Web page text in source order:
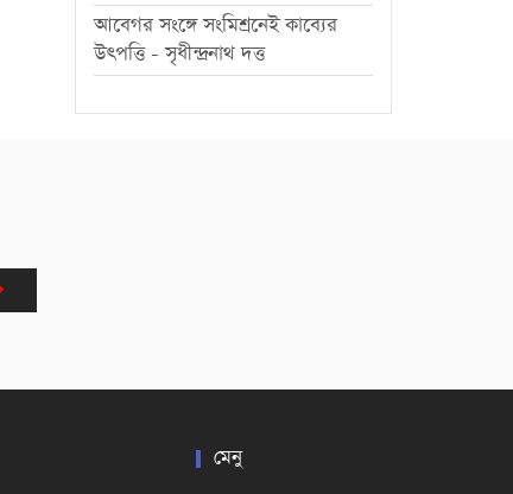
আবেগর সংঙ্গে সংমিশ্রনেই কাব্যের
উৎপত্তি - সৃধীন্দ্রনাথ দত্ত
মেনু